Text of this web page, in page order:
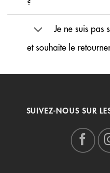
?
Je ne suis pas
et souhaite le
SUIVEZ-NOUS SUR